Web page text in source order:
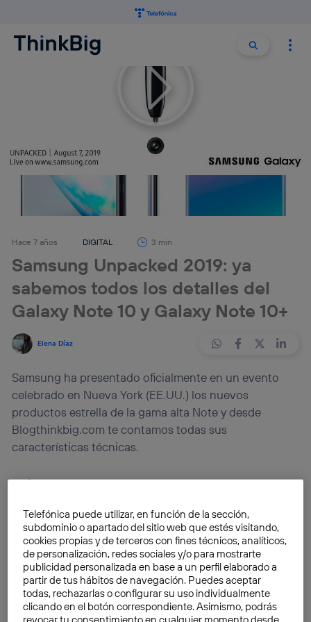
Buscar
Hace 7 años DIGITAL 3 min
Samsung Unpacked 2019: ya
sabemos todos los detalles del
Galaxy Note 10 y Galaxy Note 10+
Elena Díaz
Samsung ha presentado oficialmente en un evento
celebrado en Nueva York (EE.UU.) los nuevos
productos estrella de la gama alta Note y desde
Blogthinkbig.com te contamos todas sus
características técnicas.
Al fin llegó la esperada Samsung Unpacked 2019 y, tras
conocemos todos los detalles de los nuevos
productos de la compañía surcoreana:Samsung
Galaxy Note 10 y Samsung Galaxy Note 10+. ¿Cuáles
son sus especificaciones técnicas? ¿Se confirman las
últimas filtraciones de Evan Blass.
Telefónica puede utilizar, en función de la sección,
subdominio o apartado del sitio web que estés visitando,
cookies propias y de terceros con fines técnicos, analíticos,
de personalización, redes sociales y/o para mostrarte
publicidad personalizada en base a un perfil elaborado a
partir de tus hábitos de navegación. Puedes aceptar
todas, rechazarlas o configurar su uso individualmente
clicando en el botón correspondiente. Asimismo, podrás
revocar tu consentimiento en cualquier momento desde